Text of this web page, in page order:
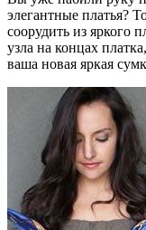
элегантные платья?
соорудить из яркого
узла на концах
ваша новая яркая